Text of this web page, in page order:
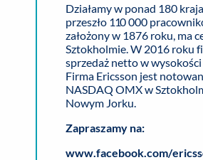
Działamy w ponad 180
przeszło 110 000
założony w 1876 roku, ma
Sztokholmie. W 2016 roku
sprzedaż netto w wysokości
Firma Ericsson jest
NASDAQ OMX w
Nowym Jorku.
Zapraszamy na:
www.facebook.com/